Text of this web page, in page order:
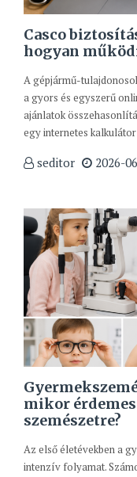
Casco
hogyan
A gépjármű-
a gyors és egyszerű
ajánlatok
egy internetes
seditor 2026-
mikor
szemészetre?
Az első életévekben a
intenzív folyamat.